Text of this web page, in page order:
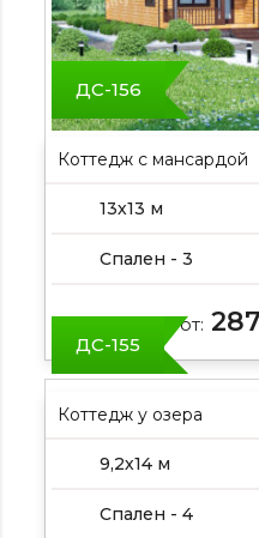
ДС-156
Коттедж с мансардой
13х13 м
Спален - 3
Цена от:
ДС-155
Коттедж у озера
9,2х14 м
Спален - 4